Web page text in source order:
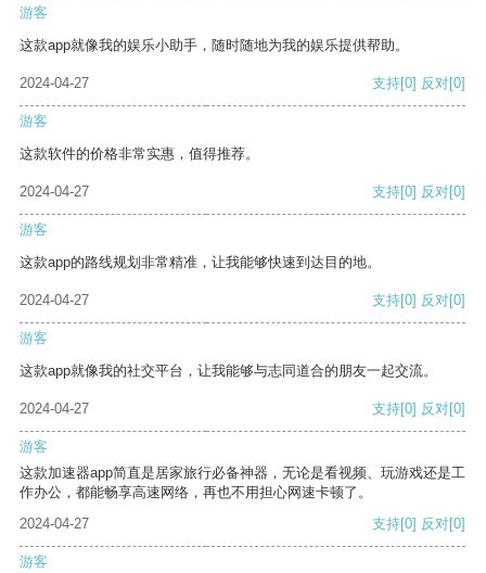
游客
这款app就像我的娱乐小助手，随时随地为我的娱乐提供帮助。
2024-04-27 支持[0] 反对[0]
游客
这款软件的价格非常实惠，值得推荐。
2024-04-27 支持[0] 反对[0]
游客
这款app的路线规划非常精准，让我能够快速到达目的地。
2024-04-27 支持[0] 反对[0]
游客
这款app就像我的社交平台，让我能够与志同道合的朋友一起交流。
2024-04-27 支持[0] 反对[0]
游客
这款加速器app简直是居家旅行必备神器，无论是看视频、玩游戏还是工
作办公，都能畅享高速网络，再也不用担心网速卡顿了。
2024-04-27
支持[0] 反对[0]
游客